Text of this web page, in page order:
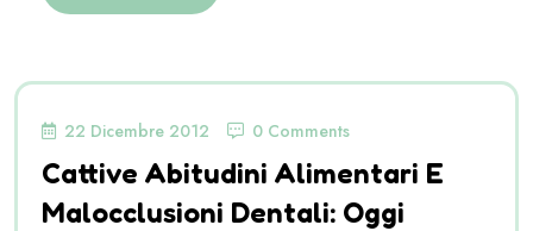
22 Dicembre 2012 0 Comments
Cattive Abitudini Alimentari E
Malocclusioni Dentali: Oggi